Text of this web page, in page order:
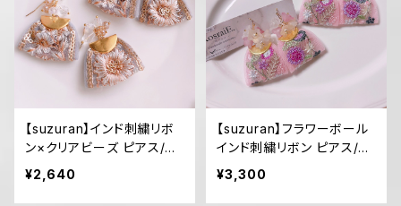
【suzuran】インド刺繍リボ
ン×クリアビーズ ピアス/イ
ヤリング
¥2,640
【suzuran】フラワーボール
インド刺繍リボン ピアス/イ
ヤリング
¥3,300